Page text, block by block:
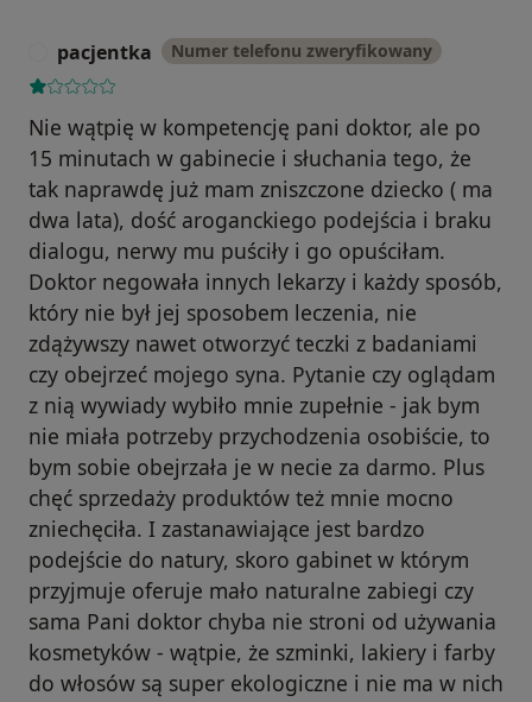
pacjentka Numer telefonu zweryfikowany
Nie wątpię w kompetencję pani doktor, ale po
15 minutach w gabinecie i słuchania tego, że
tak naprawdę już mam zniszczone dziecko ( ma
dwa lata), dość aroganckiego podejścia i braku
dialogu, nerwy mu puściły i go opuściłam.
Doktor negowała innych lekarzy i każdy sposób,
który nie był jej sposobem leczenia, nie
zdążywszy nawet otworzyć teczki z badaniami
czy obejrzeć mojego syna. Pytanie czy oglądam
z nią wywiady wybiło mnie zupełnie - jak bym
nie miała potrzeby przychodzenia osobiście, to
bym sobie obejrzała je w necie za darmo. Plus
chęć sprzedaży produktów też mnie mocno
zniechęciła. I zastanawiające jest bardzo
podejście do natury, skoro gabinet w którym
przyjmuje oferuje mało naturalne zabiegi czy
sama Pani doktor chyba nie stroni od używania
kosmetyków - wątpie, że szminki, lakiery i farby
do włosów są super ekologiczne i nie ma w nich